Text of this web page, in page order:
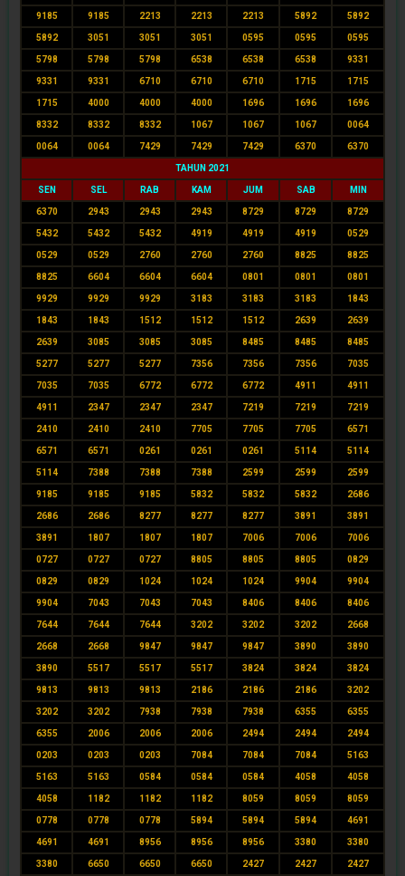
9185 9185 2213 2213 2213 5892 5892
5892 3051 3051 3051 0595 0595 0595
5798 5798 5798 6538 6538 6538 9331
9331 9331 6710 6710 6710 1715 1715
1715 4000 4000 4000 1696 1696 1696
8332 8332 8332 1067 1067 1067 0064
0064 0064 7429 7429 7429 6370 6370
TAHUN 2021
SEN SEL RAB KAM JUM SAB MIN
6370 2943 2943 2943 8729 8729 8729
5432 5432 5432 4919 4919 4919 0529
0529 0529 2760 2760 2760 8825 8825
8825 6604 6604 6604 0801 0801 0801
9929 9929 9929 3183 3183 3183 1843
1843 1843 1512 1512 1512 2639 2639
2639 3085 3085 3085 8485 8485 8485
5277 5277 5277 7356 7356 7356 7035
7035 7035 6772 6772 6772 4911 4911
4911 2347 2347 2347 7219 7219 7219
2410 2410 2410 7705 7705 7705 6571
6571 6571 0261 0261 0261 5114 5114
5114 7388 7388 7388 2599 2599 2599
9185 9185 9185 5832 5832 5832 2686
2686 2686 8277 8277 8277 3891 3891
3891 1807 1807 1807 7006 7006 7006
0727 0727 0727 8805 8805 8805 0829
0829 0829 1024 1024 1024 9904 9904
9904 7043 7043 7043 8406 8406 8406
7644 7644 7644 3202 3202 3202 2668
2668 2668 9847 9847 9847 3890 3890
3890 5517 5517 5517 3824 3824 3824
9813 9813 9813 2186 2186 2186 3202
3202 3202 7938 7938 7938 6355 6355
6355 2006 2006 2006 2494 2494 2494
0203 0203 0203 7084 7084 7084 5163
5163 5163 0584 0584 0584 4058 4058
4058 1182 1182 1182 8059 8059 8059
0778 0778 0778 5894 5894 5894 4691
4691 4691 8956 8956 8956 3380 3380
3380 6650 6650 6650 2427 2427 2427